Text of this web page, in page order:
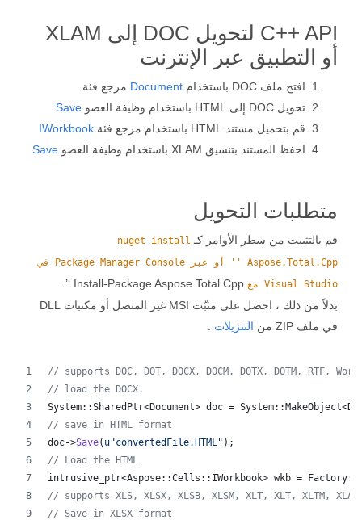
C++ API لتحويل DOC إلى XLAM
أو التطبيق عبر الإنترنت
افتح ملف DOC باستخدام Document مرجع فئة
تحويل DOC إلى HTML باستخدام وظيفة العضو
Save
قم بتحميل مستند HTML باستخدام مرجع فئة
IWorkbook
احفظ المستند بتنسيق XLAM باستخدام وظيفة العضو
Save
متطلبات التحويل
قم بالتثبيت من سطر الأوامر كـ nuget install
Aspose.Total.Cpp '' أو عبر Package Manager Console في
Visual Studio مع
بدلاً من ذلك ، احصل على مثبّت MSI غير المتصل أو مكتبات DLL
في ملف ZIP من
التنزيلات
// supports DOC, DOT, DOCX, DOCM, DOTX, DOTM, RTF,
// load the DOCX.
System::SharedPtr<Document> doc =
// save in HTML format
doc->Save( u"convertedFile.HTML" );
// Load the HTML
intrusive_ptr<Aspose::Cells::IWorkbook> wkb =
// supports XLS, XLSX, XLSB, XLSM, XLT, XLT, XLTM,
// Save in XLSX format